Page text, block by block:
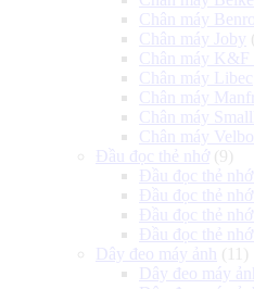
Chân máy Benro
Chân máy Joby
Chân máy K&F
Chân máy Libec
Chân máy
Chân máy
Chân máy Velbon
Đầu đọc thẻ nhớ (9)
Đầu đọc thẻ
Đầu đọc thẻ
Đầu đọc thẻ nhớ
Đầu đọc thẻ nhớ
Dây đeo máy ảnh
(11)
Dây đeo máy